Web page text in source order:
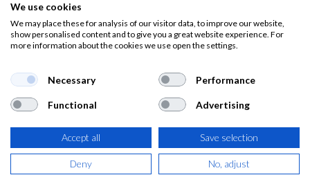
Arneses
anticaídas
Kits
anticaídas
Cinturones
Trabajo en alturas
En esta sección te mostramos todo tipo deequipos de
protección para el trabajo en alturas. Aquí encontrarás
arneses anticaídas
, cinturones de posicionamiento,
We use cookies
We may place these for analysis of our visitor data, to improve our website,
show personalised content and to give you a great website experience. For
more information about the cookies we use open the settings.
Necessary Performance
Functional Advertising
Accept all Save selection
Deny No, adjust